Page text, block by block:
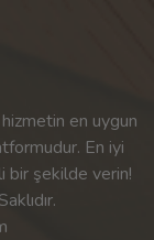
hizmetin en uygun
En iyi
bir şekilde verin!